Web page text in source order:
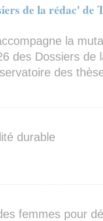
de la rédac' de
la
des Dossiers de
des
durable
femmes pour